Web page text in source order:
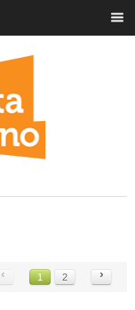
‹ 1 2 ›